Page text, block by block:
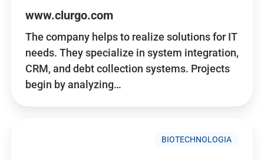
www.clurgo.com
The company helps to realize solutions for IT
needs. They specialize in system integration,
CRM, and debt collection systems. Projects
begin by analyzing…
BIOTECHNOLOGIA